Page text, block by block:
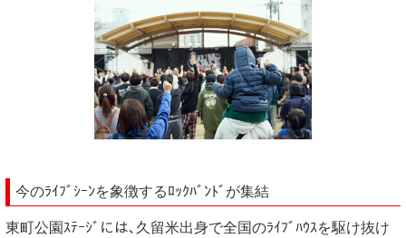
今のﾗｲﾌﾞｼｰﾝを象徴するﾛｯｸﾊﾞﾝﾄﾞが集結
東町公園ｽﾃｰｼﾞには､久留米出身で全国のﾗｲﾌﾞﾊｳｽを駆け抜け